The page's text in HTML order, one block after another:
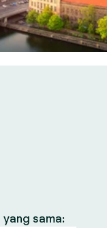
sama: